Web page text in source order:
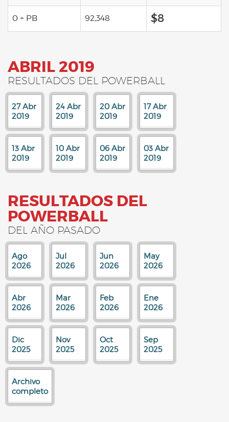
0 + PB 92,348 $8
ABRIL 2019
RESULTADOS DEL POWERBALL
27 Abr
2019
24 Abr
2019
20 Abr
2019
17 Abr
2019
13 Abr
2019
10 Abr
2019
06 Abr
2019
03 Abr
2019
RESULTADOS DEL
POWERBALL
DEL AÑO PASADO
Ago
2026
Jul
2026
Jun
2026
May
2026
Abr
2026
Mar
2026
Feb
2026
Ene
2026
Dic
2025
Nov
2025
Oct
2025
Sep
2025
Archivo
completo